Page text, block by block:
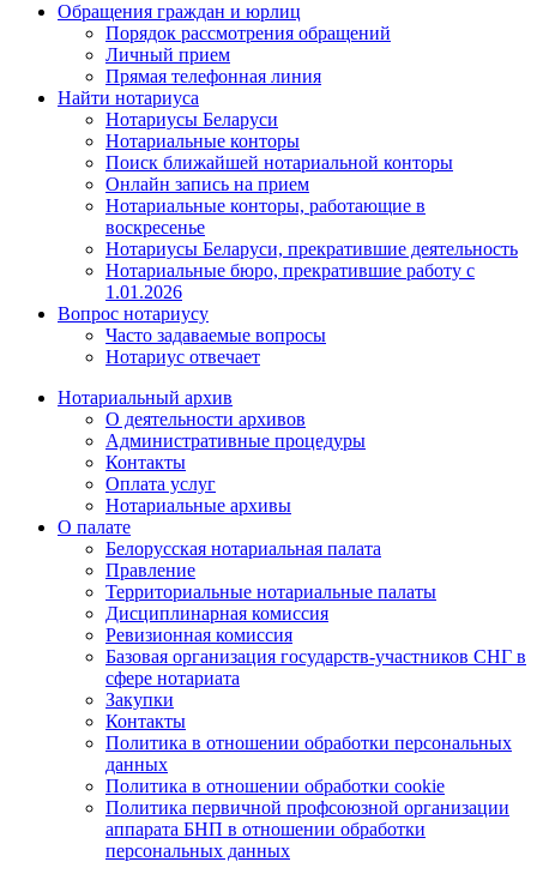
Обращения граждан и юрлиц
Порядок рассмотрения обращений
Личный прием
Прямая телефонная линия
Найти нотариуса
Нотариусы Беларуси
Нотариальные конторы
Поиск ближайшей нотариальной конторы
Онлайн запись на прием
Нотариальные конторы, работающие в
воскресенье
Нотариусы Беларуси, прекратившие деятельность
Нотариальные бюро, прекратившие работу с
1.01.2026
Вопрос нотариусу
Часто задаваемые вопросы
Нотариус отвечает
Нотариальный архив
О деятельности архивов
Административные процедуры
Контакты
Оплата услуг
Нотариальные архивы
О палате
Белорусская нотариальная палата
Правление
Территориальные нотариальные палаты
Дисциплинарная комиссия
Ревизионная комиссия
Базовая организация государств-участников СНГ в
сфере нотариата
Закупки
Контакты
Политика в отношении обработки персональных
данных
Политика в отношении обработки cookie
Политика первичной профсоюзной организации
аппарата БНП в отношении обработки
персональных данных